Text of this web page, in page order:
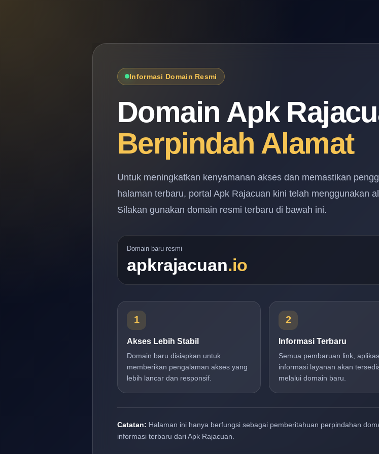
Informasi Domain Resmi
Domain Apk
Berpindah Alamat
Untuk meningkatkan kenyamanan akses dan memastikan
halaman terbaru, portal Apk Rajacuan kini telah menggunakan
Silakan gunakan domain resmi terbaru di bawah ini.
Domain baru resmi
apkrajacuan.io
1
Akses Lebih Stabil
Domain baru disiapkan untuk
memberikan pengalaman akses yang
lebih lancar dan responsif.
2
Informasi Terbaru
Semua pembaruan link,
informasi layanan akan
melalui domain baru.
Catatan: Halaman ini hanya berfungsi sebagai pemberitahuan perpindahan
informasi terbaru dari Apk Rajacuan.